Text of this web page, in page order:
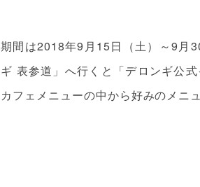
期間は2018年9月15日（土）～9月
ギ 表参道」へ行くと「デロンギ公
カフェメニューの中から好みのメニ